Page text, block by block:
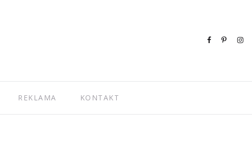
REKLAMA KONTAKT